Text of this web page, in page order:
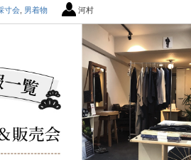
寸会, 男着物 河村